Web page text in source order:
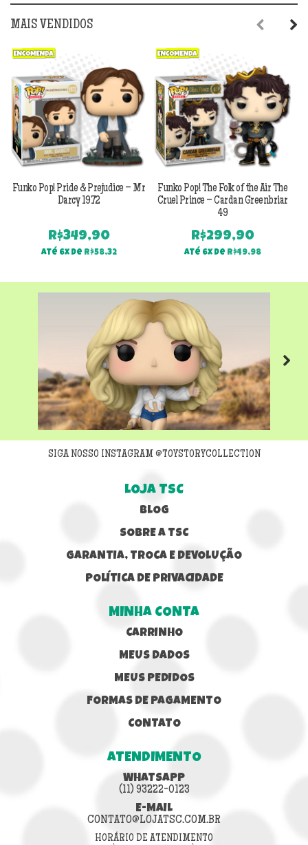
MAIS VENDIDOS
Funko Pop! Pride & Prejudice – Mr
Darcy 1972
R$349,90
Até 6x de R$58,32
Funko Pop! The Folk of the Air The
Cruel Prince – Cardan Greenbriar
49
R$299,90
Até 6x de R$49,98
Next
SIGA NOSSO INSTAGRAM @TOYSTORYCOLLECTION
LOJA TSC
BLOG
SOBRE A TSC
GARANTIA, TROCA E DEVOLUÇÃO
POLÍTICA DE PRIVACIDADE
MINHA CONTA
CARRINHO
MEUS DADOS
MEUS PEDIDOS
FORMAS DE PAGAMENTO
CONTATO
ATENDIMENTO
WHATSAPP
(11) 93222-0123
E-MAIL
CONTATO@LOJATSC.COM.BR
HORÁRIO DE ATENDIMENTO